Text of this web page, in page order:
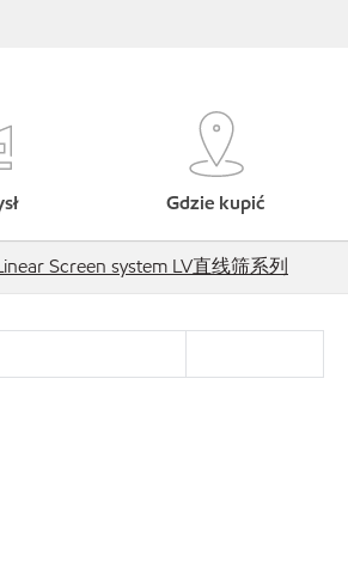
Gdzie kupić
Screen system LV直线筛系列